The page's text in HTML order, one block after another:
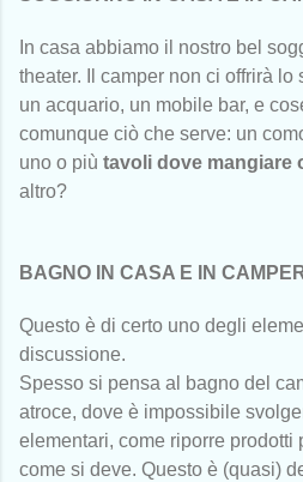
In casa abbiamo il nostro bel
theater. Il camper non ci offrirà lo
un acquario, un mobile bar, e
comunque ciò che serve: un
uno o più tavoli dove mangiare
altro?
BAGNO IN CASA E IN
Questo è di certo uno degli
discussione.
Spesso si pensa al bagno del
atroce, dove è impossibile
elementari, come riporre prodotti
come si deve. Questo è (quasi)